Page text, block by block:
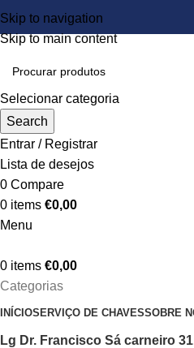
Skip to navigation
Skip to main content
Selecionar categoria
Search
Entrar / Registrar
Lista de desejos
0 Compare
0 items €0,00
Menu
0 items €0,00
Categorias
INÍCIOSERVIÇO DE CHAVESSOBRE
Lg Dr. Francisco Sá carneiro